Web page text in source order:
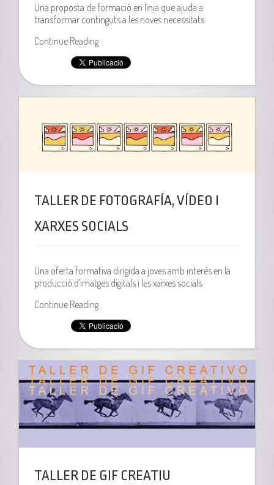
Una proposta de formació en línia que ajuda a
transformar continguts a les noves necessitats.
Continue Reading
TALLER DE FOTOGRAFÍA, VÍDEO I
XARXES SOCIALS
Una oferta formativa dirigida a joves amb interés en la
producció d’imatges digitals i les xarxes socials.
Continue Reading
TALLER DE GIF CREATIU